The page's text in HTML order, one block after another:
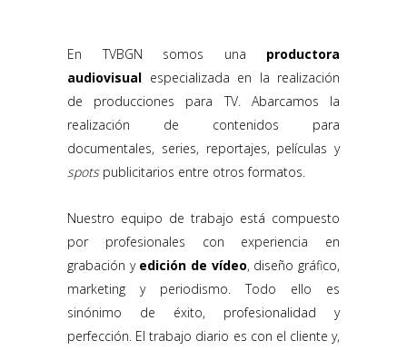
En TVBGN somos una productora
audiovisual especializada en la realización
de producciones para TV. Abarcamos la
realización de contenidos para
documentales, series, reportajes, películas y
spotspublicitarios entre otros formatos.
Nuestro equipo de trabajo está compuesto
por profesionales con experiencia en
grabación y edición de vídeo, diseño gráfico,
marketing y periodismo. Todo ello es
sinónimo de éxito, profesionalidad y
perfección. El trabajo diario es con el cliente y,